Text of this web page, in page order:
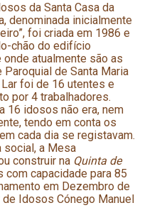
da Santa Casa da
denominada inicialmente
foi criada em 1986 e
chão do edifício
onde atualmente são as
de Santa Maria
foi de 16 utentes e
por 4 trabalhadores.
16 idosos não era, nem
tendo em conta os
cada dia se registavam.
social, a Mesa
construir na Quinta de
capacidade para 85
em Dezembro de
de Idosos Cónego Manuel